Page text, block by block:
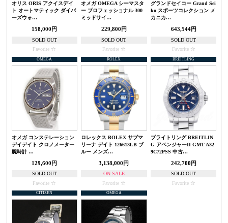
オリス ORIS アクイスデイ
ト オートマティック ダイバ
ーズウォ…
158,000円
SOLD OUT
Favorite
オメガ OMEGA シーマスタ
ー プロフェッショナル 300
ミッドサイ…
229,800円
SOLD OUT
Favorite
グランドセイコー Grand Sei
ko スポーツコレクション メ
カニカ…
643,544円
SOLD OUT
Favorite
OMEGA
オメガ コンステレーション
デイデイト クロノメーター
腕時計 …
129,600円
SOLD OUT
Favorite
ROLEX
ロレックス ROLEX サブマ
リーナ デイト 126613LB ブ
ルー メンズ…
3,138,000円
ON SALE
Favorite
BREITLING
ブライトリング BREITLIN
G アベンジャーII GMT A32
9C72PSS 中古…
242,700円
SOLD OUT
Favorite
CITIZEN OMEGA